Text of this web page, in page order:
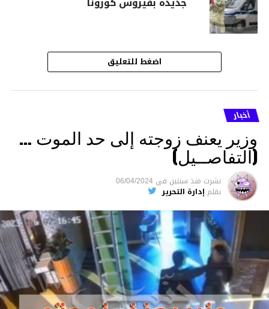
اضغط للتعليق
أخبار
وزير يعنف زوجته إلى حد الموت …
(التفاصــيل)
نشرت منذ سنتين فى 06/04/2024
بقلم إدارة التحرير